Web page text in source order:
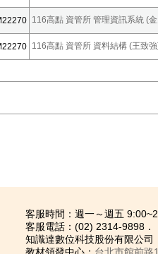
116高點 資管所 管理資訊系統 (
116高點 資管所 資料結構 (王致
客服時間：週一～週五
客服電話：(02) 2314-9898．
知識達數位科技股份有限公